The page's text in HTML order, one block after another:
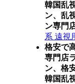
韓国乱
ン、乱
ン専門
系 遠視
格安で
専門店
ン、格
韓国乱